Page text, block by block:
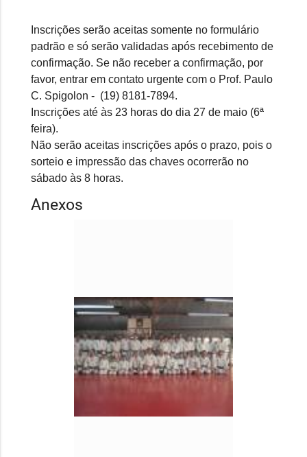
Inscrições serão aceitas somente no formulário
padrão e só serão validadas após recebimento de
confirmação. Se não receber a confirmação, por
favor, entrar em contato urgente com o Prof. Paulo
C. Spigolon - (19) 8181-7894.
Inscrições até às 23 horas do dia 27 de maio (6ª
feira).
Não serão aceitas inscrições após o prazo, pois o
sorteio e impressão das chaves ocorrerão no
sábado às 8 horas.
Anexos